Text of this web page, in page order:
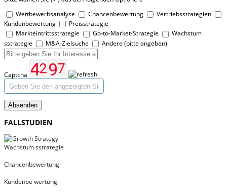
Wettbewerbsanalyse
Chancenbewertung
Vertriebsstrategien
Kundenbewertung
Preisstrategie
Markteintrittsstrategie
Go-to-Market-Strategie
Wachstum
sstrategie
M&A-Zielsuche Andere (bitte angeben)
Captcha
Absenden
FALLSTUDIEN
Wachstum sstrategie
Chancenbewertung
Kundenbe wertung